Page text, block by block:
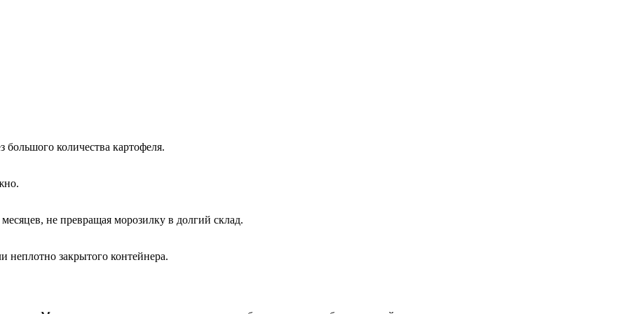
количества картофеля.
не превращая морозилку в долгий склад.
неплотно закрытого контейнера.